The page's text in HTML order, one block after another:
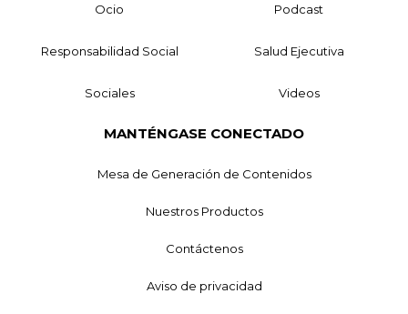
Ocio Podcast
Responsabilidad Social Salud Ejecutiva
Sociales Videos
MANTÉNGASE CONECTADO
Mesa de Generación de Contenidos
Nuestros Productos
Contáctenos
Aviso de privacidad